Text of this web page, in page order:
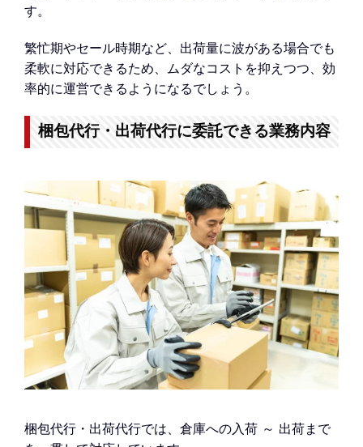
す。
繁忙期やセール時期など、出荷量に波がある場合でも
柔軟に対応できるため、ムダなコストを抑えつつ、効
率的に運営できるようになるでしょう。
梱包代行・出荷代行に委託できる業務内容
梱包代行・出荷代行では、倉庫への入荷 ～ 出荷まで